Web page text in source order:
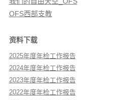
OFS西部支教
资料下载
2025年度年检工作报告
2024年度年检工作报告
2023年度年检工作报告
2022年度年检工作报告